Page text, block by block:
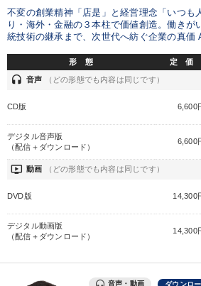
業種
卸売・小売・飲食業 建設
キーワード
早わかり 成功哲学 企業文化
※「更新」を押すと「テーマ」「キーワード」を更新いただ
不変の創業精神「店是」と経営理念「いつも
り・海外・金融の３本柱で価値創造。働きが
統技術の継承まで、次世代へ紡ぐ企業の真価
形 態 定 価
headset 音声 （どの形態でも内容は同じです）
CD版 6,600
デジタル音声版
（配信＋ダウンロード）
6,600
ondemand_video 動画 （どの形態でも内容は同じです）
DVD版 14,300
デジタル動画版
（配信＋ダウンロード）
14,300
音声・動画 ダウンロ